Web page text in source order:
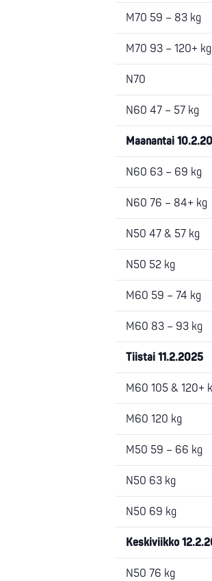
M70 59 – 83 kg
M70 93 – 120+ kg
N70
N60 47 – 57 kg
Maanantai
N60 63 – 69 kg
N60 76 – 84+ kg
N50 47 & 57 kg
N50 52 kg
M60 59 – 74 kg
M60 83 – 93 kg
Tiistai 11.2.2025
M60 105 & 120+
M60 120 kg
M50 59 – 66 kg
N50 63 kg
N50 69 kg
Keskiviikko
N50 76 kg